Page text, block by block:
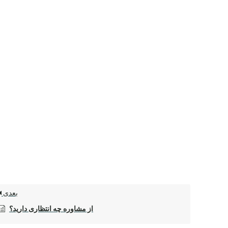
بعدی
از مشاوره چه انتظاری دارید؟